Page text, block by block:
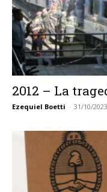
2012 – La
Ezequiel Boetti - 31/10/2023